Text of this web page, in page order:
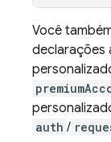
Você
declarações
auth /